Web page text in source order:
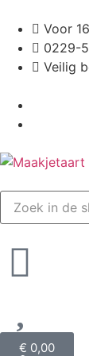
Voor
0229-
Veilig
€ 0,00